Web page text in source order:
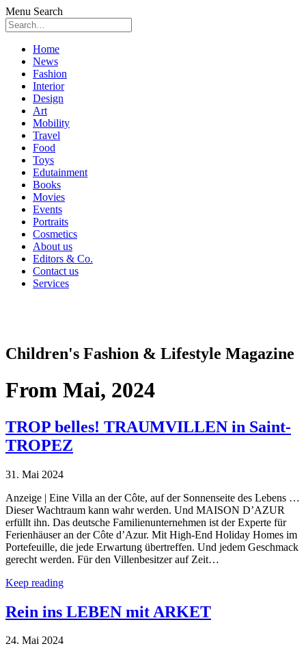
Menu Search
Skip
content
Home
News
Fashion
Interior
Design
Art
Mobility
Travel
Food
Toys
Edutainment
Books
Movies
Events
Portraits
Cosmetics
About us
Editors & Co.
Contact us
Services
Children's Fashion & Lifestyle Magazine
From Mai, 2024
TROP belles! TRAUMVILLEN in Saint-
TROPEZ
31. Mai 2024
Anzeige | Eine Villa an der Côte, auf der Sonnenseite des Lebens …
Dieser Wachtraum kann wahr werden. Und MAISON D’AZUR
erfüllt ihn. Das deutsche Familienunternehmen ist der Experte für
Ferienhäuser an der Côte d’Azur. Mit High-End Holiday Homes im
Portefeuille, die jede Erwartung übertreffen. Und jedem Geschmack
gerecht werden. Für den Villenbesitzer auf Zeit…
Keep reading
Rein ins LEBEN mit ARKET
24. Mai 2024